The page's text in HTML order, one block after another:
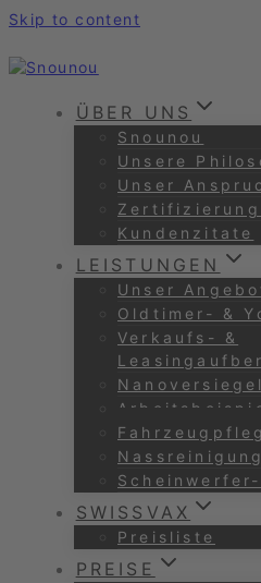
Skip to content
ÜBER UNS
Snounou
Unsere
Unser
Kundenzitate
LEISTUNGEN
Unser
Oldtimer- &
Verkaufs- &
Nassreinigung
SWISSVAX
Preisliste
PREISE